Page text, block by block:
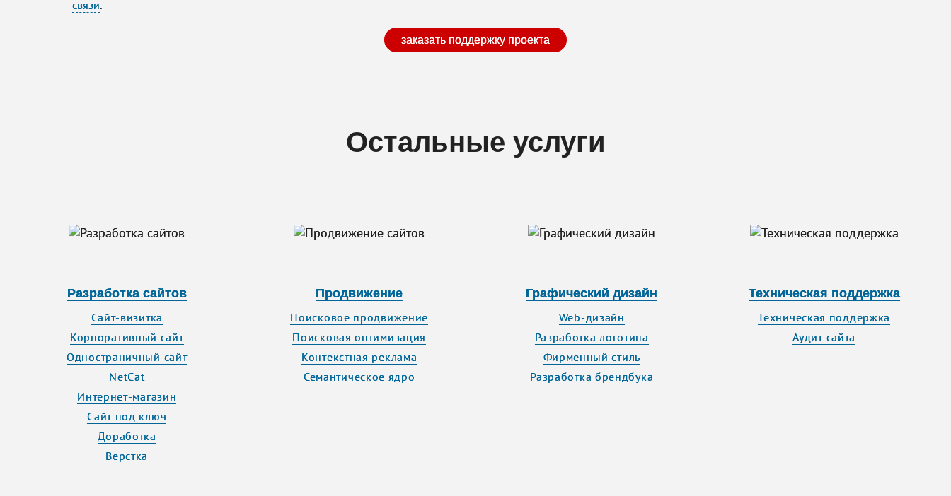
связи.
заказать поддержку проекта
Остальные услуги
Разработка сайтов
Сайт-визитка
Корпоративный сайт
Одностраничный сайт
NetCat
Интернет-магазин
Сайт под ключ
Доработка
Верстка
Продвижение
Поисковое продвижение
Поисковая оптимизация
Контекстная реклама
Семантическое ядро
Графический дизайн
Web-дизайн
Разработка логотипа
Фирменный стиль
Разработка брендбука
Техническая поддержка
Техническая поддержка
Аудит сайта